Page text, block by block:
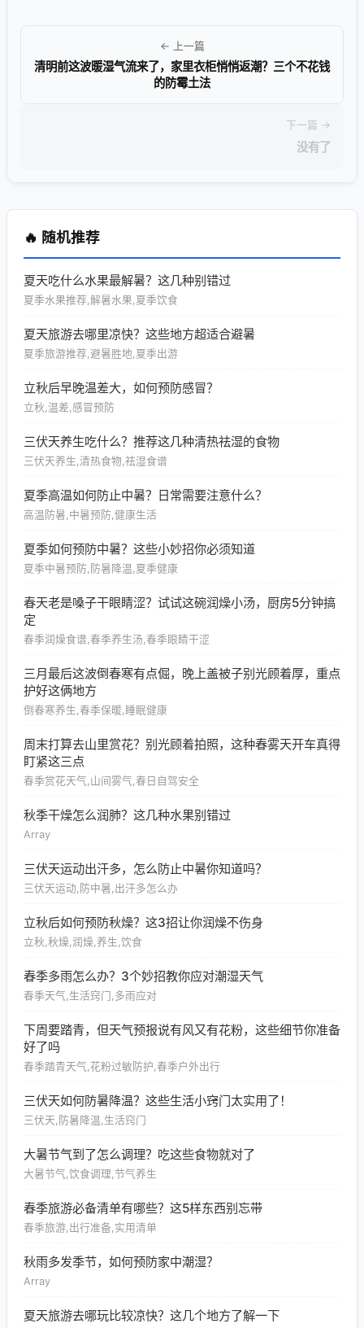
← 上一篇
清明前这波暖湿气流来了，家里衣柜悄悄返潮？三个不花钱
的防霉土法
下一篇 →
没有了
🔥 随机推荐
夏天吃什么水果最解暑？这几种别错过
夏季水果推荐,解暑水果,夏季饮食
夏天旅游去哪里凉快？这些地方超适合避暑
夏季旅游推荐,避暑胜地,夏季出游
立秋后早晚温差大，如何预防感冒？
立秋,温差,感冒预防
三伏天养生吃什么？推荐这几种清热祛湿的食物
三伏天养生,清热食物,祛湿食谱
夏季高温如何防止中暑？日常需要注意什么？
高温防暑,中暑预防,健康生活
夏季如何预防中暑？这些小妙招你必须知道
夏季中暑预防,防暑降温,夏季健康
春天老是嗓子干眼睛涩？试试这碗润燥小汤，厨房5分钟搞
定
春季润燥食谱,春季养生汤,春季眼睛干涩
三月最后这波倒春寒有点倔，晚上盖被子别光顾着厚，重点
护好这俩地方
倒春寒养生,春季保暖,睡眠健康
周末打算去山里赏花？别光顾着拍照，这种春雾天开车真得
盯紧这三点
春季赏花天气,山间雾气,春日自驾安全
秋季干燥怎么润肺？这几种水果别错过
Array
三伏天运动出汗多，怎么防止中暑你知道吗？
三伏天运动,防中暑,出汗多怎么办
立秋后如何预防秋燥？这3招让你润燥不伤身
立秋,秋燥,润燥,养生,饮食
春季多雨怎么办？3个妙招教你应对潮湿天气
春季天气,生活窍门,多雨应对
下周要踏青，但天气预报说有风又有花粉，这些细节你准备
好了吗
春季踏青天气,花粉过敏防护,春季户外出行
三伏天如何防暑降温？这些生活小窍门太实用了！
三伏天,防暑降温,生活窍门
大暑节气到了怎么调理？吃这些食物就对了
大暑节气,饮食调理,节气养生
春季旅游必备清单有哪些？这5样东西别忘带
春季旅游,出行准备,实用清单
秋雨多发季节，如何预防家中潮湿？
Array
夏天旅游去哪玩比较凉快？这几个地方了解一下